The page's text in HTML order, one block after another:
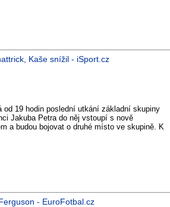
Kaše snížil - iSport.cz
19 hodin poslední utkání základní skupiny
Jakuba Petra do něj vstoupí s nově
a budou bojovat o druhé místo ve skupině. K
- EuroFotbal.cz